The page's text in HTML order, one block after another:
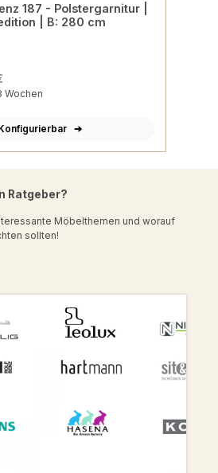
187 - Polstergarnitur |
| B: 280 cm
Wochen
Ratgeber?
Möbelthemen und worauf
sollten!